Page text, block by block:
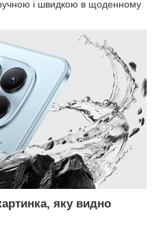
і швидкою в щоденному
яку видно